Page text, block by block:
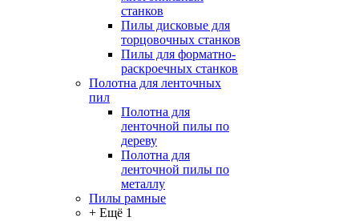
станков
Пилы дисковые для
торцовочных станков
Пилы для форматно-
раскроечных станков
Полотна для ленточных
пил
Полотна для
ленточной пилы по
дереву
Полотна для
ленточной пилы по
металлу
Пилы рамные
+ Ещё 1